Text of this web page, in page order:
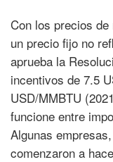
Con los precios
un precio fijo no
aprueba la
incentivos de 7.5
USD/MMBTU
funcione entre
Algunas
comenzaron a